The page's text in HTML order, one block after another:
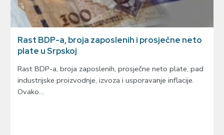
Rast BDP-a, broja zaposlenih i prosječne neto
plate u Srpskoj
Rast BDP-a, broja zaposlenih, prosječne neto plate, pad
industrijske proizvodnje, izvoza i usporavanje inflacije.
Ovako…